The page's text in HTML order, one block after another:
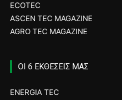
ECOTEC
ASCEN TEC MAGAZINE
AGRO TEC MAGAZINE
ΟΙ 6 ΕΚΘΕΣΕΙΣ ΜΑΣ
ENERGIA TEC